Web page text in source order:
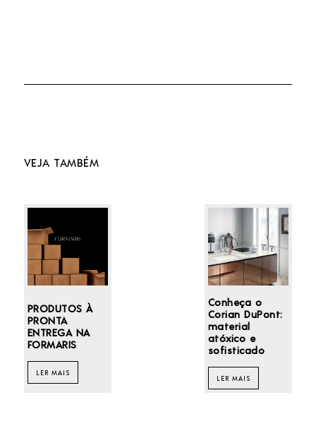
VEJA TAMBÉM
PRODUTOS À
PRONTA
ENTREGA NA
FORMARIS
LER MAIS
Conheça o
Corian DuPont:
material
atóxico e
sofisticado
LER MAIS